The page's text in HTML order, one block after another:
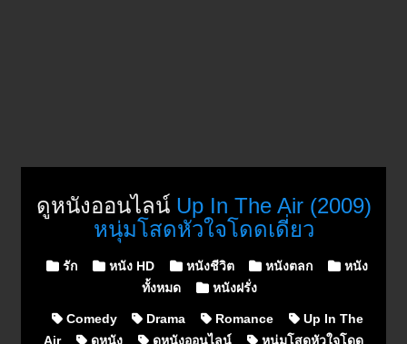
ดูหนังออนไลน์ Up In The Air (2009)
หนุ่มโสดหัวใจโดดเดี่ยว
Posted in
รัก หนัง HD หนังชีวิต หนังตลก
หนัง
ทั้งหมด
หนังฝรั่ง
Comedy Drama Romance
Up In The
Air
ดูหนัง ดูหนังออนไลน์
หนุ่มโสดหัวใจโดด